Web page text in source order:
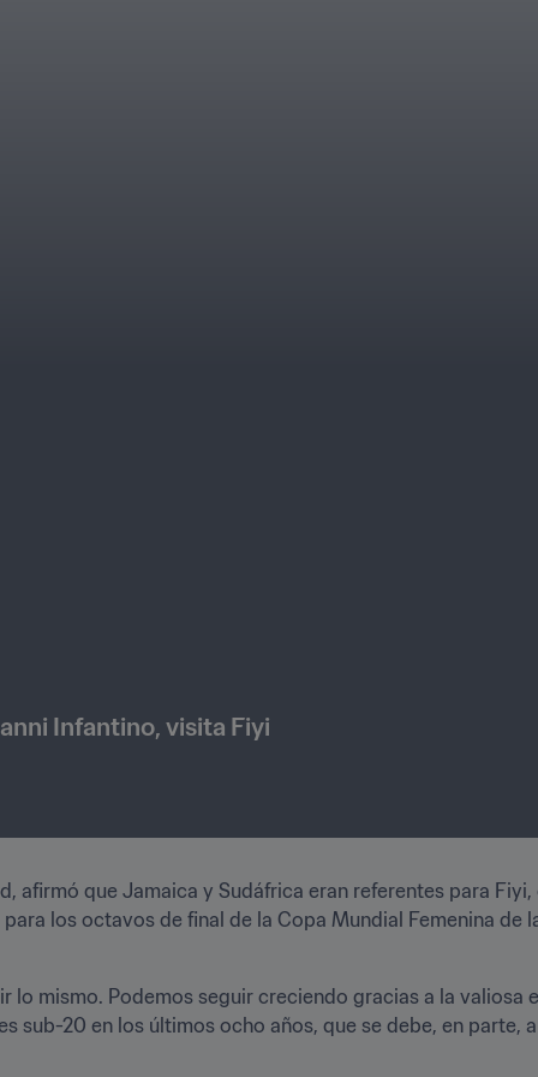
Infantino, visita Fiyi
afirmó que Jamaica y Sudáfrica eran referentes para
los octavos de final de la Copa Mundial Femenina de
lo mismo. Podemos seguir creciendo gracias a la valiosa
sub-20 en los últimos ocho años, que se debe, en parte,